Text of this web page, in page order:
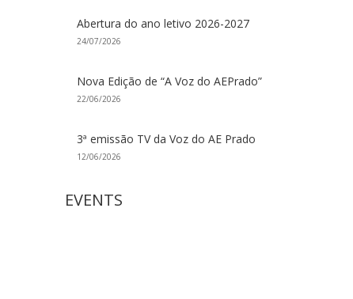
Abertura do ano letivo 2026-2027
24/07/2026
Nova Edição de “A Voz do AEPrado”
22/06/2026
3ª emissão TV da Voz do AE Prado
12/06/2026
EVENTS